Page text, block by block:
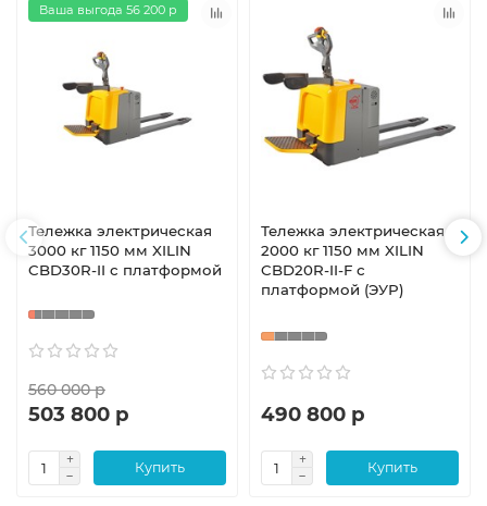
Ваша выгода 56 200 р
Тележка электрическая
3000 кг 1150 мм XILIN
CBD30R-II с платформой
560 000 р
503 800 р
Купить
Тележка электрическая
2000 кг 1150 мм XILIN
CBD20R-II-F с
платформой (ЭУР)
490 800 р
Купить